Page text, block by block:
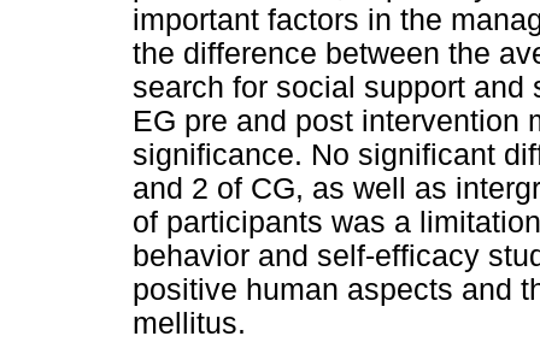
important factors in the
the difference between the
search for social support and
EG pre and post intervention
significance. No significant
and 2 of CG, as well as
of participants was a
behavior and self-efficacy
positive human aspects and
mellitus.